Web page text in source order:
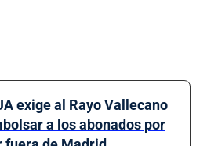
exige al Rayo Vallecano
a los abonados por